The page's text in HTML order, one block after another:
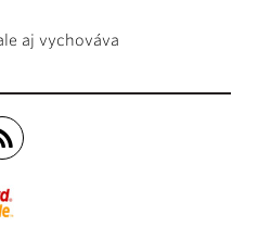
aj vychováva